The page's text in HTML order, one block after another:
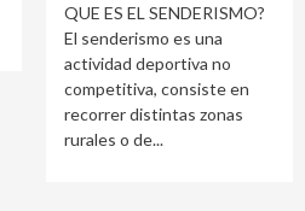
QUE ES EL SENDERISMO?
El senderismo es una
actividad deportiva no
competitiva, consiste en
recorrer distintas zonas
rurales o de...